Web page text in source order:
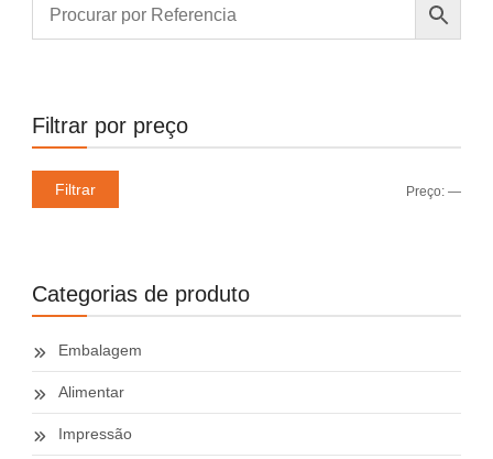
Filtrar por preço
Filtrar Preço:—
Categorias de produto
Embalagem
Alimentar
Impressão